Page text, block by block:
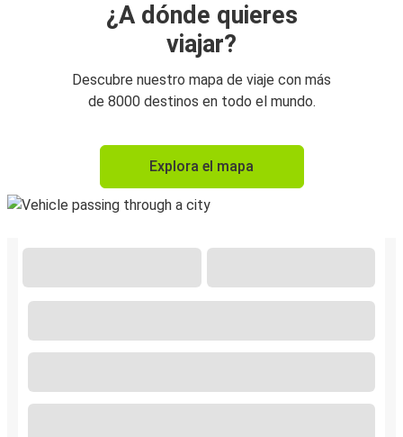
¿A dónde quieres
viajar?
Descubre nuestro mapa de viaje con más
de 8000 destinos en todo el mundo.
Explora el mapa